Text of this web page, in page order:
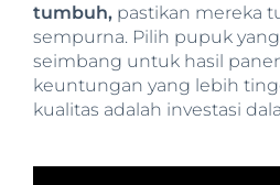
tumbuh, pastikan mereka
sempurna. Pilih pupuk
seimbang untuk hasil
keuntungan yang lebih
kualitas adalah investasi